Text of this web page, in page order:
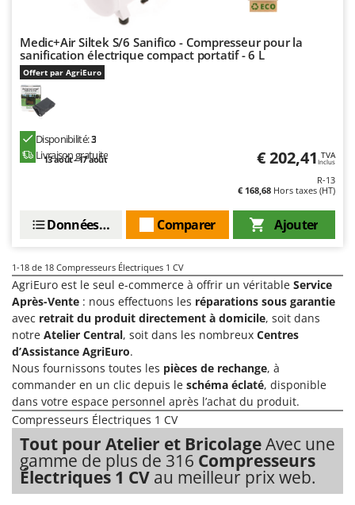
Medic+Air Siltek S/6 Sanifico - Compresseur pour la
sanification électrique compact portatif - 6 L
Offert par AgriEuro
Disponibilité:3
Livraison gratuite
13 août - 17 août € 202,41 TVA
Inclus
R-13
€ 168,68 Hors taxes (HT)
Ajouter
Comparer
Données techniques
1-18 de 18 Compresseurs Électriques 1 CV
AgriEuro est le seul e-commerce à offrir un véritable Service
Après-Vente : nous effectuons les réparations sous garantie
avec retrait du produit directement à domicile, soit dans
notre Atelier Central, soit dans les nombreux Centres
d’Assistance AgriEuro.
Nous fournissons toutes les pièces de rechange, à
commander en un clic depuis le schéma éclaté, disponible
dans votre espace personnel après l’achat du produit.
Compresseurs Électriques 1 CV
Tout pour Atelier et BricolageAvec une
gamme de plus de 316 Compresseurs
Électriques 1 CV au meilleur prix web.